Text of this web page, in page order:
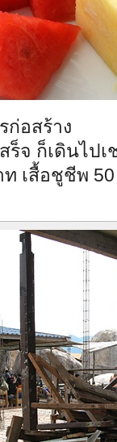
ก่อสร้าง
ร็จ ก็เดินไป
เสื้อชูชีพ